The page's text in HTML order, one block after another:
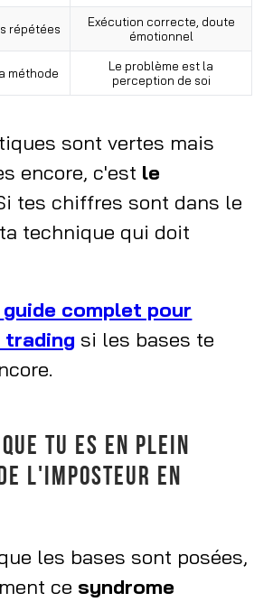
répétées
Exécution correcte, doute
émotionnel
méthode
Le problème est la
perception de soi
sont vertes mais
encore, c'est le
tes chiffres sont dans le
technique qui doit
guide complet pour
trading si les bases te
TU ES EN PLEIN
L'IMPOSTEUR EN
les bases sont posées,
ce syndrome